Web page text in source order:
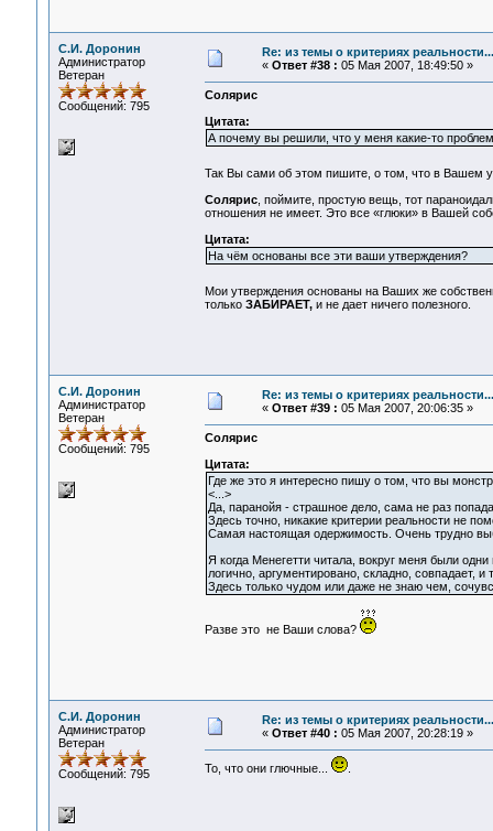
С.И. Доронин
Администратор
Ветеран
Сообщений: 795
Re: из темы о критериях реальности...
« Ответ #38 : 05 Мая 2007, 18:49:50 »
Солярис
Цитата:
А почему вы решили, что у меня какие-то
Так Вы сами об этом пишите, о том, что в Вашем
Солярис, поймите, простую вещь, тот
отношения не имеет. Это все «глюки» в Вашей
Цитата:
На чём основаны все эти ваши утверждения?
Мои утверждения основаны на Ваших же
только ЗАБИРАЕТ,и не дает ничего полезного.
С.И. Доронин
Администратор
Ветеран
Сообщений: 795
Re: из темы о критериях реальности...
« Ответ #39 : 05 Мая 2007, 20:06:35 »
Солярис
Цитата:
Где же это я интересно пишу о том, что вы
<...>
Да, паранойя - страшное дело, сама не раз
Здесь точно, никакие критерии реальности не
Самая настоящая одержимость. Очень трудно
Я когда Менегетти читала, вокруг меня были
логично, аргументировано, складно, совпадает, и
Здесь только чудом или даже не знаю чем,
Разве это не Ваши слова?
С.И. Доронин
Администратор
Ветеран
Сообщений: 795
Re: из темы о критериях реальности...
« Ответ #40 : 05 Мая 2007, 20:28:19 »
То, что они глючные... .